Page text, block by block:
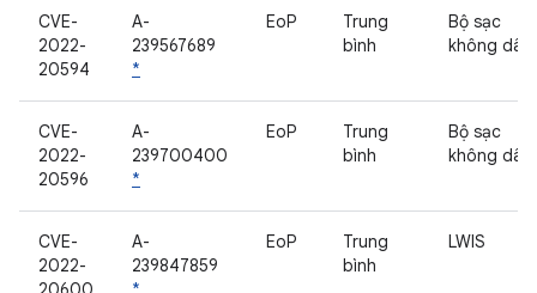
CVE-
2022-
20594
A-
239567689
*
EoP
Trung
bình
Bộ sạc
không dây
CVE-
2022-
20596
A-
239700400
*
EoP
Trung
bình
Bộ sạc
không dây
CVE-
2022-
A-
239847859
EoP
Trung
bình
LWIS